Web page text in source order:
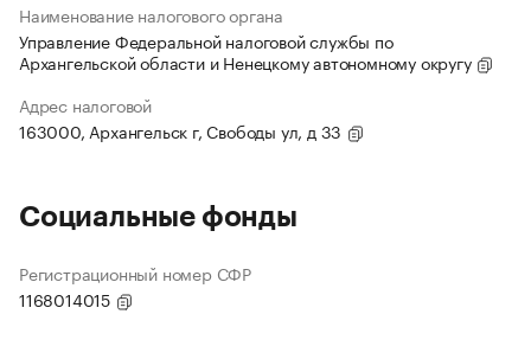
Наименование налогового органа
Управление Федеральной налоговой службы по
Архангельской области и Ненецкому автономному округу
Адрес налоговой
163000, Архангельск г, Свободы ул, д 33
Социальные фонды
Регистрационный номер СФР
1168014015